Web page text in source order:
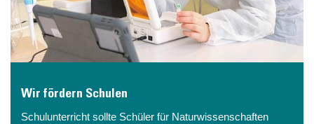
Wir fördern Schulen
Schulunterricht sollte Schüler für Naturwissenschaften